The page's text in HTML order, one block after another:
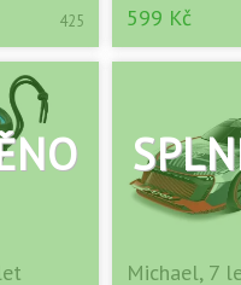
425 599 Kč
Michael, 7